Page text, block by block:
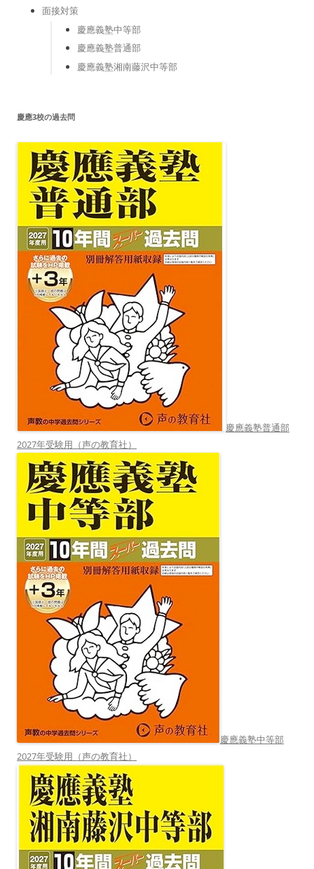
面接対策
慶應義塾中等部
慶應義塾普通部
慶應義塾湘南藤沢中等部
慶應3校の過去問
慶應義塾普通部
2027年受験用（声の教育社）
慶應義塾中等部
2027年受験用（声の教育社）